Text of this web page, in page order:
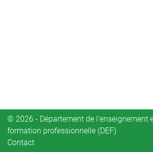
© 2026 - Département de l’enseignement
formation professionnelle (DEF)
Contact